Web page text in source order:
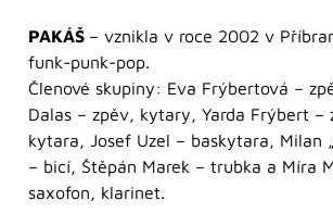
PAKÁŠ – vznikla v roce 2002 v
funk-punk-pop.
Členové skupiny: Eva Frýbertová –
Dalas – zpěv, kytary, Yarda Frýbert –
kytara, Josef Uzel – baskytara, Milan
– bicí, Štěpán Marek – trubka a Míra
saxofon, klarinet.